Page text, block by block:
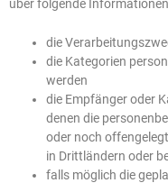
über folgende
die
die Kategorien
werden
die Empfänger oder
denen die
oder noch
in Drittländern oder
falls möglich die